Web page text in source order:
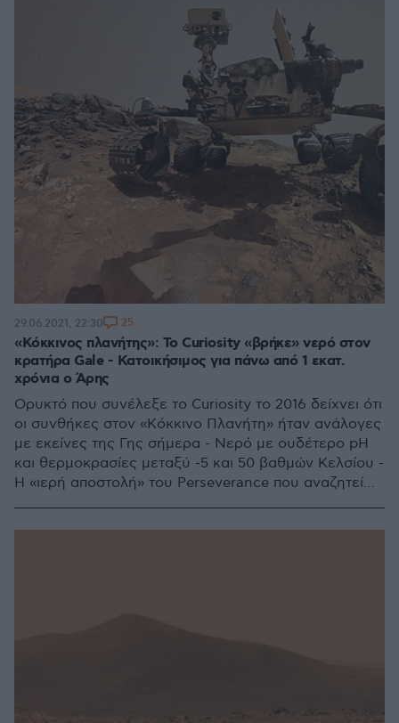
«Κόκκινος πλανήτης»: Το Curiosity «βρήκε» νερό στον
κρατήρα Gale - Κατοικήσιμος για πάνω από 1 εκατ.
χρόνια ο Άρης
Ορυκτό που συνέλεξε το Curiosity το 2016 δείχνει ότι
οι συνθήκες στον «Κόκκινο Πλανήτη» ήταν ανάλογες
με εκείνες της Γης σήμερα - Νερό με ουδέτερο pH
και θερμοκρασίες μεταξύ -5 και 50 βαθμών Κελσίου -
Η «ιερή αποστολή» του Perseverance που αναζητεί
29.06.2021, 22:30 25